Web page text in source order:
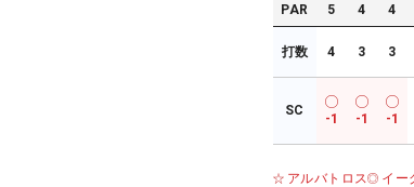
PAR 5 4 4
打数 4 3 3
SC
-1 -1 -1
アルバトロス イー